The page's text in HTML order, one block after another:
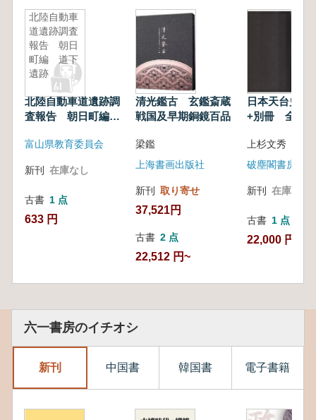
北陸自動車
道遺跡調査
報告 朝日
町編 道下
遺跡
北陸自動車道遺跡調
査報告 朝日町編
富山県教育委員会
新刊 在庫なし
古書 1 点
633 円
清光鑑古 玄鑑斎蔵
戦国及早期銅鏡百品
梁鑑
上海書画出版社
新刊 取り寄せ
37,521円
古書 2 点
22,512 円~
日本天台史
+別冊 全2冊
上杉文秀 著
破塵閣書房
新刊 在庫なし
古書 1 点
22,000 円
六一書房のイチオシ
新刊 中国書 韓国書 電子書籍